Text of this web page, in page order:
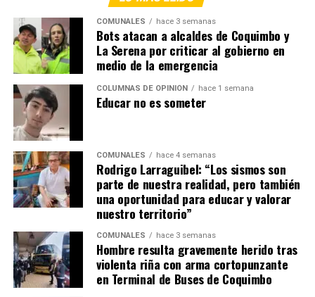
COMUNALES hace 3 semanas
Bots atacan a alcaldes de Coquimbo y
La Serena por criticar al gobierno en
medio de la emergencia
COLUMNAS DE OPINIÓN hace 1 semana
Educar no es someter
COMUNALES hace 4 semanas
Rodrigo Larraguibel: “Los sismos son
parte de nuestra realidad, pero también
una oportunidad para educar y valorar
nuestro territorio”
COMUNALES hace 3 semanas
Hombre resulta gravemente herido tras
violenta riña con arma cortopunzante
en Terminal de Buses de Coquimbo